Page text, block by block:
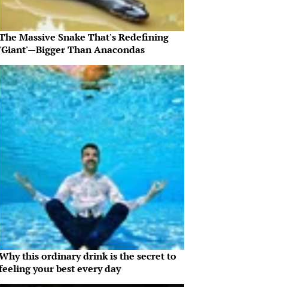
Massive Snake That's Redefining
'Giant'—Bigger Than Anacondas
this ordinary drink is the secret to
your best every day